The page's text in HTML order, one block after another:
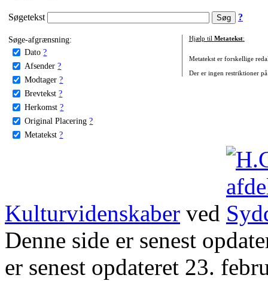
Søgetekst ?
Søge-afgrænsning:
Dato ?
Afsender ?
Modtager ?
Brevtekst ?
Herkomst ?
Original Placering ?
Metatekst ?
Hjælp til Metatekst:
Metatekst er forskellige
Der er ingen restriktioner
Kulturvidenskaber ved
Denne side er senest
er senest opdateret 23.